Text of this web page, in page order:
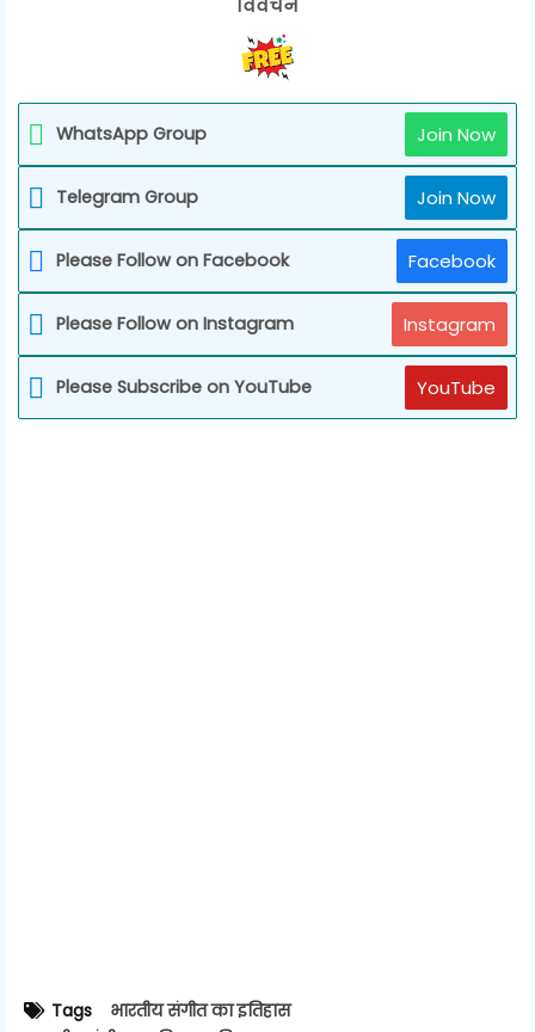
विवेचन
WhatsApp Group Join Now
Telegram Group Join Now
Please Follow on Facebook Facebook
Please Follow on Instagram Instagram
Please Subscribe on YouTube YouTube
Tags
भारतीय संगीत का इतिहास